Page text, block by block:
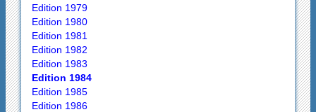
Edition 1979
Edition 1980
Edition 1981
Edition 1982
Edition 1983
Edition 1984
Edition 1985
Edition 1986